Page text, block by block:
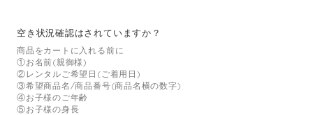
空き状況確認はされていますか？
商品をカートに入れる前に
①お名前(親御様)
②レンタルご希望日(ご着用日)
③希望商品名/商品番号(商品名横の数字)
④お子様のご年齢
⑤お子様の身長